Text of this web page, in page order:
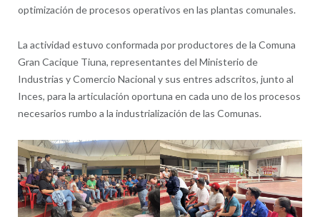
optimización de procesos operativos en las plantas comunales.
La actividad estuvo conformada por productores de la Comuna
Gran Cacique Tiuna, representantes del Ministerio de
Industrias y Comercio Nacional y sus entres adscritos, junto al
Inces, para la articulación oportuna en cada uno de los procesos
necesarios rumbo a la industrialización de las Comunas.